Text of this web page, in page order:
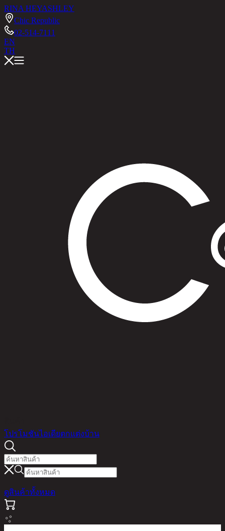
RINA HEYASHLEY
Chic Republic
02-514-7111
EN
TH
โปรโมชันไอเดียตกแต่งบ้าน
ดูสินค้าทั้งหมด